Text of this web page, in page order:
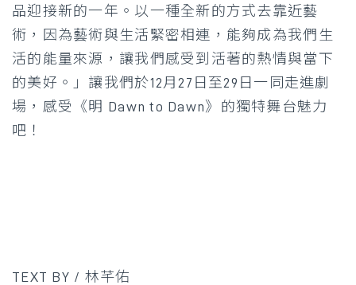
品迎接新的一年。以一種全新的方式去靠近藝
術，因為藝術與生活緊密相連，能夠成為我們生
活的能量來源，讓我們感受到活著的熱情與當下
的美好。」讓我們於12月27日至29日一同走進劇
場，感受《明 Dawn to Dawn》的獨特舞台魅力
吧！
TEXT BY / 林芊佑